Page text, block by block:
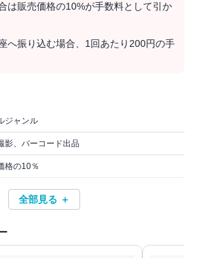
は販売価格の10%が手数料として引か
へ振り込む場合、1回あたり200円の手
ジャンル
影、バーコード出品
格の10％
全部見る ＋